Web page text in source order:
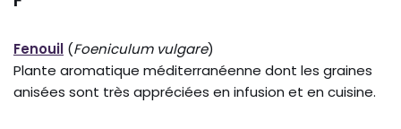
Fenouil (Foeniculum vulgare)
Plante aromatique méditerranéenne dont les graines
anisées sont très appréciées en infusion et en cuisine.